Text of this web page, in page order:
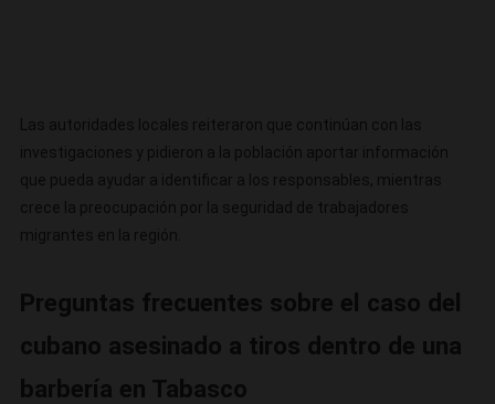
Las autoridades locales reiteraron que continúan con las
investigaciones y pidieron a la población aportar información
que pueda ayudar a identificar a los responsables, mientras
crece la preocupación por la seguridad de trabajadores
migrantes en la región.
Preguntas frecuentes sobre el caso del
cubano asesinado a tiros dentro de una
barbería en Tabasco